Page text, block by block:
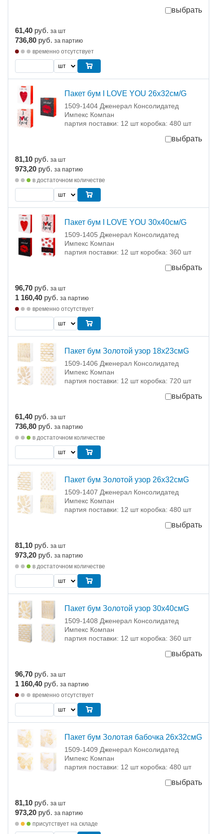
выбрать
61,40 руб. за шт
736,80 руб. за партию
временно отсутствует
Пакет бум I LOVE YOU 26х32см/G
1509-1404 Дженерал Консолидатед
Импекс Компан
партия поставки: 12 шт коробка: 480 шт
выбрать
81,10 руб. за шт
973,20 руб. за партию
в достаточном количестве
Пакет бум I LOVE YOU 30х40см/G
1509-1405 Дженерал Консолидатед
Импекс Компан
партия поставки: 12 шт коробка: 360 шт
выбрать
96,70 руб. за шт
1 160,40 руб. за партию
временно отсутствует
Пакет бум Золотой узор 18х23смG
1509-1406 Дженерал Консолидатед
Импекс Компан
партия поставки: 12 шт коробка: 720 шт
выбрать
61,40 руб. за шт
736,80 руб. за партию
в достаточном количестве
Пакет бум Золотой узор 26х32смG
1509-1407 Дженерал Консолидатед
Импекс Компан
партия поставки: 12 шт коробка: 480 шт
выбрать
81,10 руб. за шт
973,20 руб. за партию
в достаточном количестве
Пакет бум Золотой узор 30х40смG
1509-1408 Дженерал Консолидатед
Импекс Компан
партия поставки: 12 шт коробка: 360 шт
выбрать
96,70 руб. за шт
1 160,40 руб. за партию
временно отсутствует
Пакет бум Золотая бабочка 26х32смG
1509-1409 Дженерал Консолидатед
Импекс Компан
партия поставки: 12 шт коробка: 480 шт
выбрать
81,10 руб. за шт
973,20 руб. за партию
присутствует на складе